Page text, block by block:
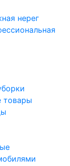
нерег
товары